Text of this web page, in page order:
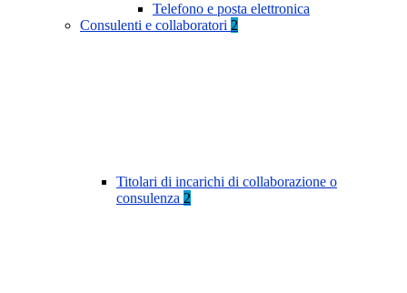
Telefono e posta elettronica
Consulenti e collaboratori 2
Titolari di incarichi di collaborazione o
consulenza 2